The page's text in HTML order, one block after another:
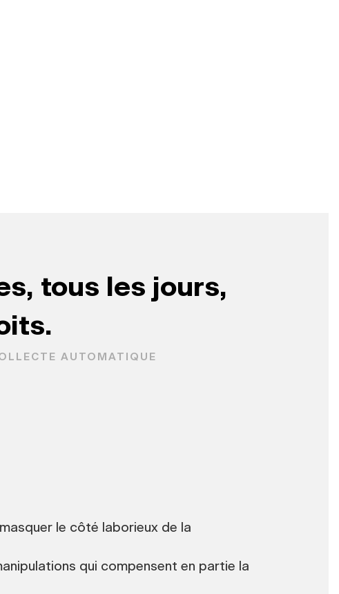
tous les jours,
AUTOMATIQUE
le côté laborieux de la
qui compensent en partie la